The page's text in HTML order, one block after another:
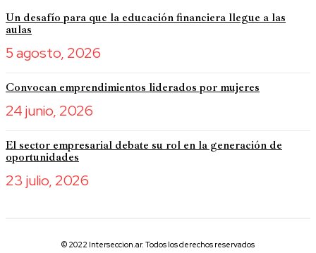
Un desafío para que la educación financiera llegue a las
aulas
5 agosto, 2026
Convocan emprendimientos liderados por mujeres
24 junio, 2026
El sector empresarial debate su rol en la generación de
oportunidades
23 julio, 2026
© 2022 Interseccion.ar. Todos los derechos reservados